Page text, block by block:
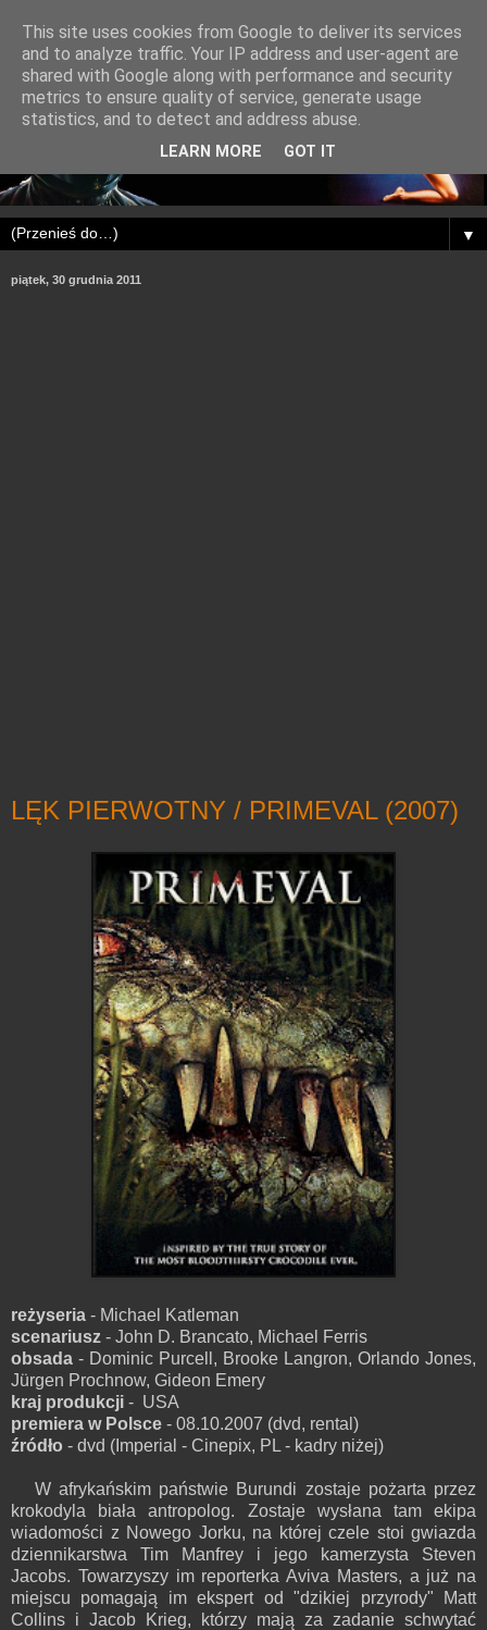
▼
piątek, 30 grudnia 2011
LĘK PIERWOTNY / PRIMEVAL (2007)
reżyseria - Michael Katleman
scenariusz - John D. Brancato, Michael Ferris
obsada - Dominic Purcell, Brooke Langron, Orlando Jones,
Jürgen Prochnow, Gideon Emery
kraj produkcji - USA
premiera w Polsce - 08.10.2007 (dvd, rental)
źródło - dvd (Imperial - Cinepix, PL - kadry niżej)
W afrykańskim państwie Burundi zostaje pożarta przez
krokodyla biała antropolog. Zostaje wysłana tam ekipa
wiadomości z Nowego Jorku, na której czele stoi gwiazda
dziennikarstwa Tim Manfrey i jego kamerzysta Steven
Jacobs. Towarzyszy im reporterka Aviva Masters, a już na
miejscu pomagają im ekspert od "dzikiej przyrody" Matt
Collins i Jacob Krieg, którzy mają za zadanie schwytać
This site uses cookies from Google to deliver its services
and to analyze traffic. Your IP address and user-agent are
shared with Google along with performance and security
metrics to ensure quality of service, generate usage
statistics, and to detect and address abuse.
LEARN MORE GOT IT